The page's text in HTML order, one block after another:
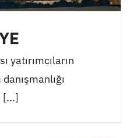
yatırımcıların
[...]